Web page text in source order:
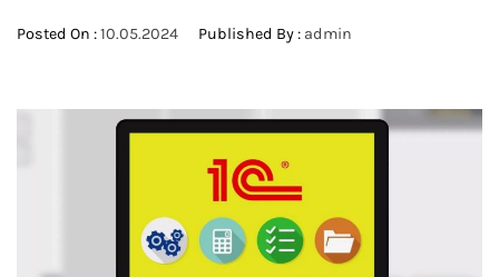
Posted On :10.05.2024 Published By : admin